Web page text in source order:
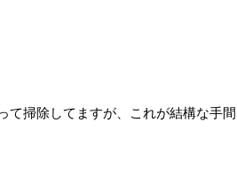
て掃除してますが、これが結構な手間